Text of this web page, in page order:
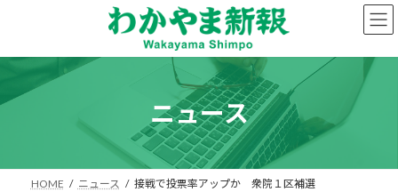
ン
へ
プ
ー
ョ
動
ニュース
HOME ニュース 接戦で投票率アップか 衆院１区補選